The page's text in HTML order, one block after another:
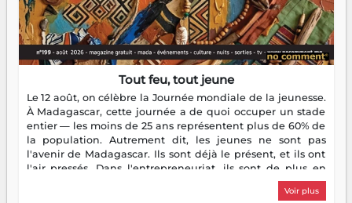
Tout feu, tout jeune
Le 12 août, on célèbre la Journée mondiale de la jeunesse.
À Madagascar, cette journée a de quoi occuper un stade
entier — les moins de 25 ans représentent plus de 60% de
la population. Autrement dit, les jeunes ne sont pas
l'avenir de Madagascar. Ils sont déjà le présent, et ils ont
l'air pressés. Dans l'entrepreneuriat, ils sont de plus en
plus nombreux à se lancer, à créer, à risquer — souvent
sans filet, souvent sans aide, mais toujours avec cette
Voir plus